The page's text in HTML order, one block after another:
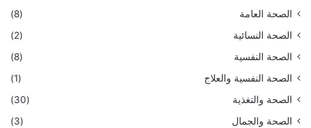
الصحة العامة
(8)
الصحة النسائية
(2)
الصحة النفسية
(8)
الصحة النفسية والعلاج
(1)
الصحة والتغذية
(30)
الصحة والجمال
(3)